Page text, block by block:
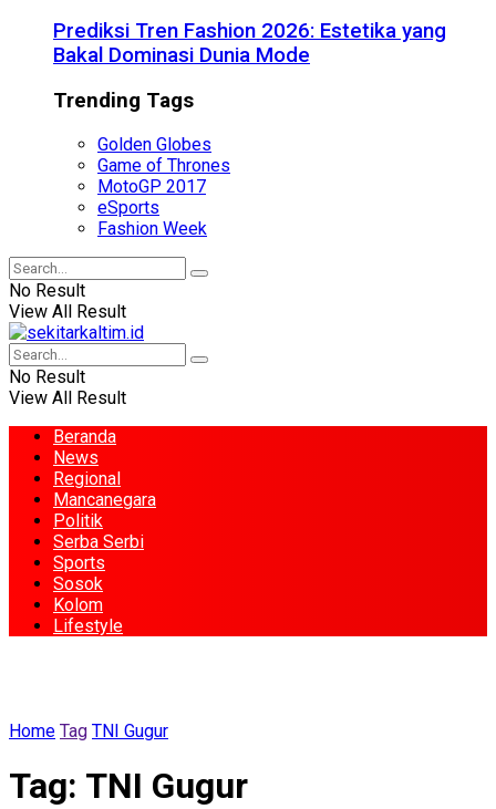
Prediksi Tren Fashion 2026: Estetika yang
Bakal Dominasi Dunia Mode
Trending Tags
Golden Globes
Game of Thrones
MotoGP 2017
eSports
Fashion Week
No Result
View All Result
No Result
View All Result
Beranda
News
Regional
Mancanegara
Politik
Serba Serbi
Sports
Sosok
Kolom
Lifestyle
Home Tag TNI Gugur
Tag: TNI Gugur